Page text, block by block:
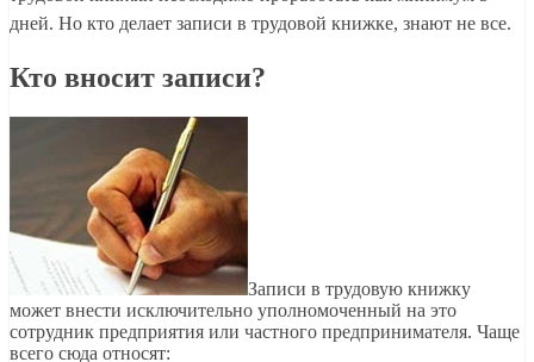
дней. Но кто делает записи в трудовой книжке, знают не все.
Кто вносит записи?
Записи в трудовую книжку
может внести исключительно уполномоченный на это
сотрудник предприятия или частного предпринимателя. Чаще
всего сюда относят: